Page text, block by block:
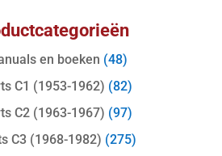
en boeken (48)
C1 (1953-1962) (82)
C2 (1963-1967) (97)
C3 (1968-1982) (275)